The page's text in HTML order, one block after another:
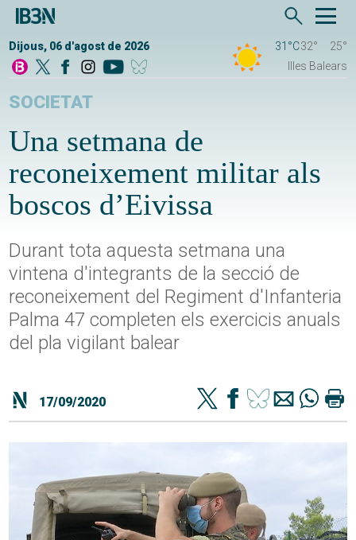
Dijous, 06 d'agost de 2026 31°C32°
25°
Illes Balears
SOCIETAT
Una setmana de
reconeixement militar als
boscos d’Eivissa
Durant tota aquesta setmana una
vintena d'integrants de la secció de
reconeixement del Regiment d'Infanteria
Palma 47 completen els exercicis anuals
del pla vigilant balear
17/09/2020